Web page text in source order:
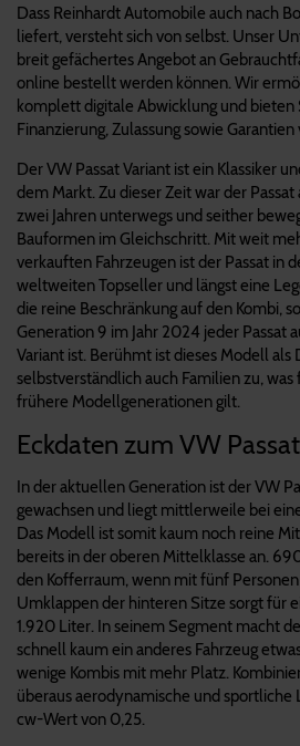
Dass Reinhardt Automobile auch nach
liefert, versteht sich von selbst. Unser
breit gefächertes Angebot an
online bestellt werden können. Wir
komplett digitale Abwicklung und bieten
Finanzierung, Zulassung sowie
Der VW Passat Variant ist ein Klassiker
dem Markt. Zu dieser Zeit war der
zwei Jahren unterwegs und seither
Bauformen im Gleichschritt. Mit weit
verkauften Fahrzeugen ist der Passat in
weltweiten Topseller und längst eine
die reine Beschränkung auf den Kombi,
Generation 9 im Jahr 2024 jeder Passat
Variant ist. Berühmt ist dieses Modell
selbstverständlich auch Familien zu,
frühere Modellgenerationen gilt.
Eckdaten zum VW
In der aktuellen Generation ist der VW
gewachsen und liegt mittlerweile bei
Das Modell ist somit kaum noch reine
bereits in der oberen Mittelklasse an.
den Kofferraum, wenn mit fünf
Umklappen der hinteren Sitze sorgt für
1.920 Liter. In seinem Segment macht
schnell kaum ein anderes Fahrzeug
wenige Kombis mit mehr Platz.
überaus aerodynamische und
cw-Wert von 0,25.